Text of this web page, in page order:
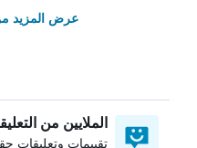
عرض المزيد
الملايين من
تقييمات وتعليقات